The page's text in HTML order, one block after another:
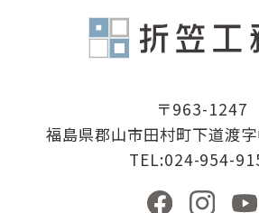
〒963-1247
福島県郡山市田村町下道渡
TEL:024-954-